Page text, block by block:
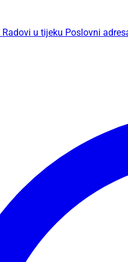
Radovi u tijeku Poslovni